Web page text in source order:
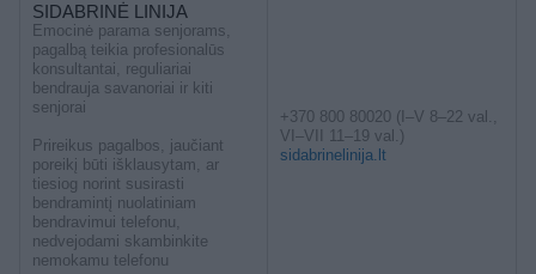
SIDABRINĖ LINIJA
Emocinė parama senjorams,
pagalbą teikia profesionalūs
konsultantai, reguliariai
bendrauja savanoriai ir kiti
senjorai
Prireikus pagalbos, jaučiant
poreikį būti išklausytam, ar
tiesiog norint susirasti
bendramintį nuolatiniam
bendravimui telefonu,
nedvejodami skambinkite
nemokamu telefonu
+370 800 80020 (I–V 8–22 val.,
VI–VII 11–19 val.)
sidabrinelinija.lt